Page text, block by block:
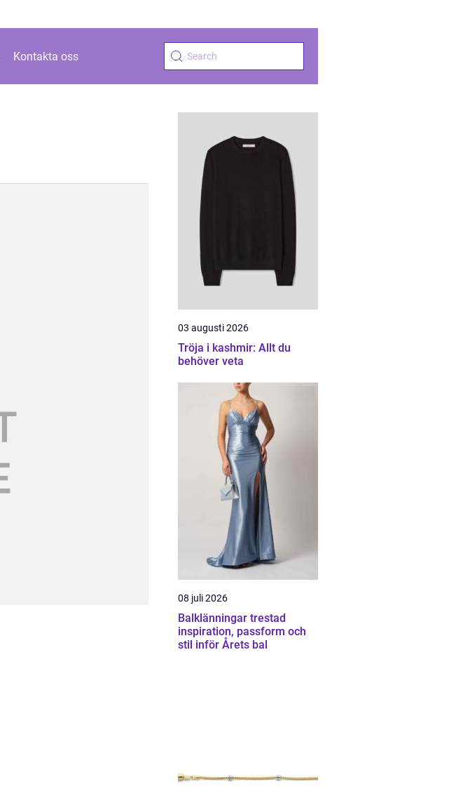
Kontakta oss
03 augusti 2026
Tröja i kashmir: Allt du
behöver veta
08 juli 2026
Balklänningar trestad
inspiration, passform och
stil inför Årets bal